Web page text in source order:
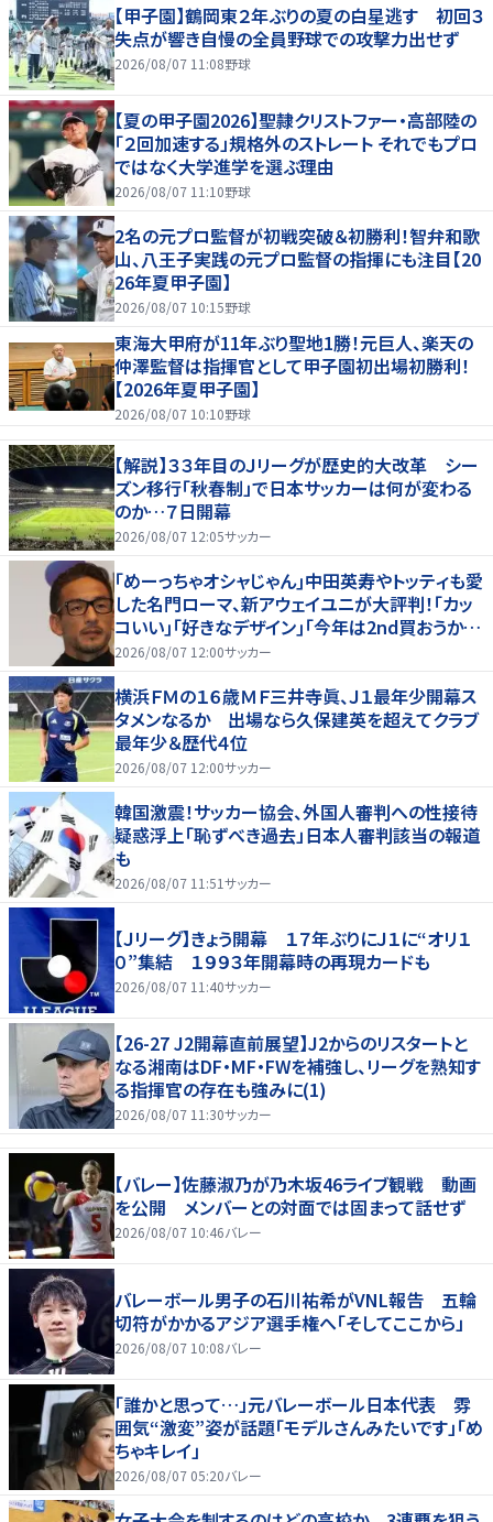
【甲子園】鶴岡東２年ぶりの夏の白星逃す 初回３
失点が響き自慢の全員野球での攻撃力出せず
2026/08/07 11:08野球
【夏の甲子園2026】聖隷クリストファー・高部陸の
「２回加速する」規格外のストレート それでもプロ
ではなく大学進学を選ぶ理由
2026/08/07 11:10野球
2名の元プロ監督が初戦突破＆初勝利！智弁和歌
山、八王子実践の元プロ監督の指揮にも注目【20
26年夏甲子園】
2026/08/07 10:15野球
東海大甲府が11年ぶり聖地1勝！元巨人、楽天の
仲澤監督は指揮官として甲子園初出場初勝利！
【2026年夏甲子園】
2026/08/07 10:10野球
【解説】３３年目のＪリーグが歴史的大改革 シー
ズン移行「秋春制」で日本サッカーは何が変わる
のか…７日開幕
2026/08/07 12:05サッカー
｢めーっちゃオシャじゃん｣中田英寿やトッティも愛
した名門ローマ、新アウェイユニが大評判！｢カッ
コいい｣｢好きなデザイン｣｢今年は2nd買おうか
な｣
2026/08/07 12:00サッカー
横浜ＦＭの１６歳ＭＦ三井寺眞、Ｊ１最年少開幕ス
タメンなるか 出場なら久保建英を超えてクラブ
最年少＆歴代４位
2026/08/07 12:00サッカー
韓国激震！サッカー協会、外国人審判への性接待
疑惑浮上「恥ずべき過去」日本人審判該当の報道
も
2026/08/07 11:51サッカー
【Ｊリーグ】きょう開幕 １７年ぶりにＪ１に“オリ１
０”集結 １９９３年開幕時の再現カードも
2026/08/07 11:40サッカー
【26-27 J2開幕直前展望】J2からのリスタートと
なる湘南はDF・MF・FWを補強し、リーグを熟知す
る指揮官の存在も強みに(1)
2026/08/07 11:30サッカー
【バレー】佐藤淑乃が乃木坂46ライブ観戦 動画
を公開 メンバーとの対面では固まって話せず
2026/08/07 10:46バレー
バレーボール男子の石川祐希がVNL報告 五輪
切符がかかるアジア選手権へ「そしてここから」
2026/08/07 10:08バレー
「誰かと思って…」元バレーボール日本代表 雰
囲気“激変”姿が話題「モデルさんみたいです」「め
ちゃキレイ」
2026/08/07 05:20バレー